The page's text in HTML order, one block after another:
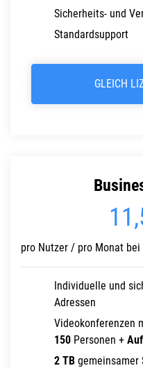
Sicherheits- und
Standardsupport
GLEICH
pro Nutzer / pro Monat
Individuelle und
Adressen
Videokonferenzen
150 Personen +
2 TB gemeinsamer